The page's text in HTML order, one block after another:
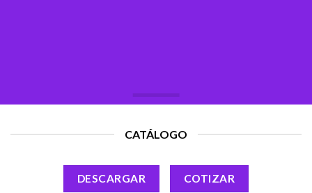
CATÁLOGO
DESCARGAR COTIZAR